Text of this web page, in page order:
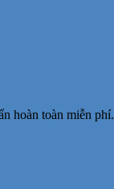
hoàn toàn miễn phí.